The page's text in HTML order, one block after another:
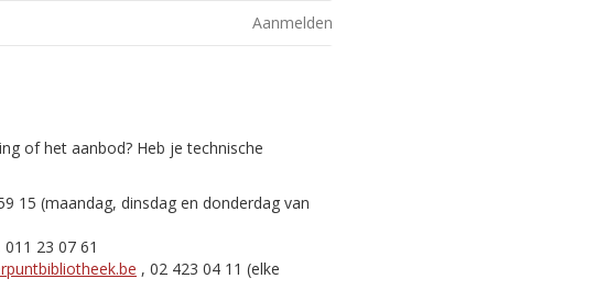
Aanmelden
of het aanbod? Heb je technische
15 (maandag, dinsdag en donderdag van
011 23 07 61
, 02 423 04 11 (elke